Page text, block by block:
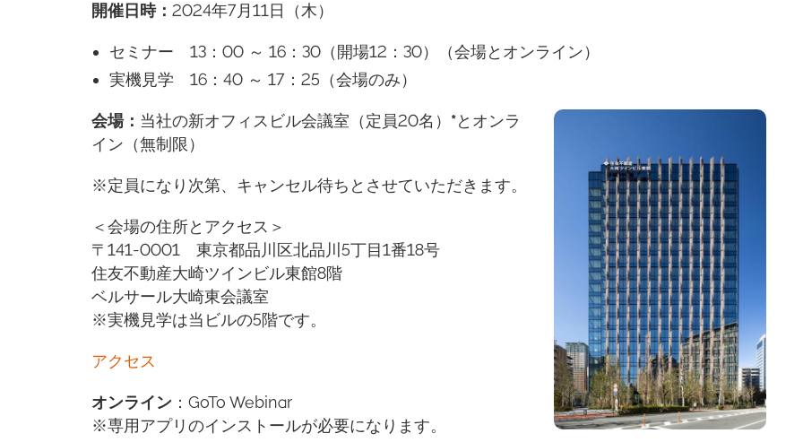
開催日時： 2024年7月11日（木）
セミナー 13：00 ～ 16：30（開場12：30）（会場とオンライン）
実機見学 16：40 ～ 17：25（会場のみ）
会場： 当社の新オフィスビル会議室（定員20名） *とオンラ
イン（無制限）
※定員になり次第、キャンセル待ちとさせていただきます。
＜会場の住所とアクセス＞
〒141-0001 東京都品川区北品川5丁目1番18号
住友不動産大崎ツインビル東館8階
ベルサール大崎東会議室
※実機見学は当ビルの5階です。
アクセス
オンライン ：GoTo Webinar
※専用アプリのインストールが必要になります。